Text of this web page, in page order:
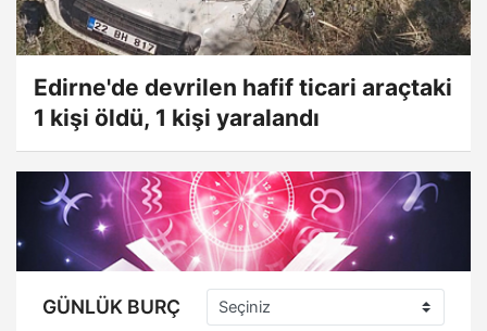
Edirne'de devrilen hafif ticari araçtaki
1 kişi öldü, 1 kişi yaralandı
GÜNLÜK BURÇ